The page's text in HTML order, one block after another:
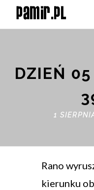
DZIEŃ
1
Rano
kierunku